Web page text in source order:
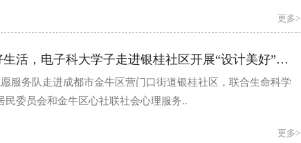
更多>
从理解一位老人到共创社区美好生活，电子科大学子走进银桂社区开展“设计美好”校社共创工作坊
服务队走进成都市金牛区营门口街道银桂社区，联合生命科学
委员会和金牛区心社联社会心理服务..
更多>